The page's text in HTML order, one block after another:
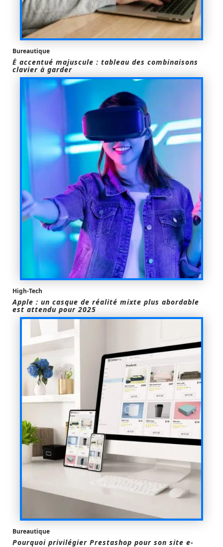
Bureautique
È accentué majuscule : tableau des combinaisons
clavier à garder
High-Tech
Apple : un casque de réalité mixte plus abordable
est attendu pour 2025
Bureautique
Pourquoi privilégier Prestashop pour son site e-